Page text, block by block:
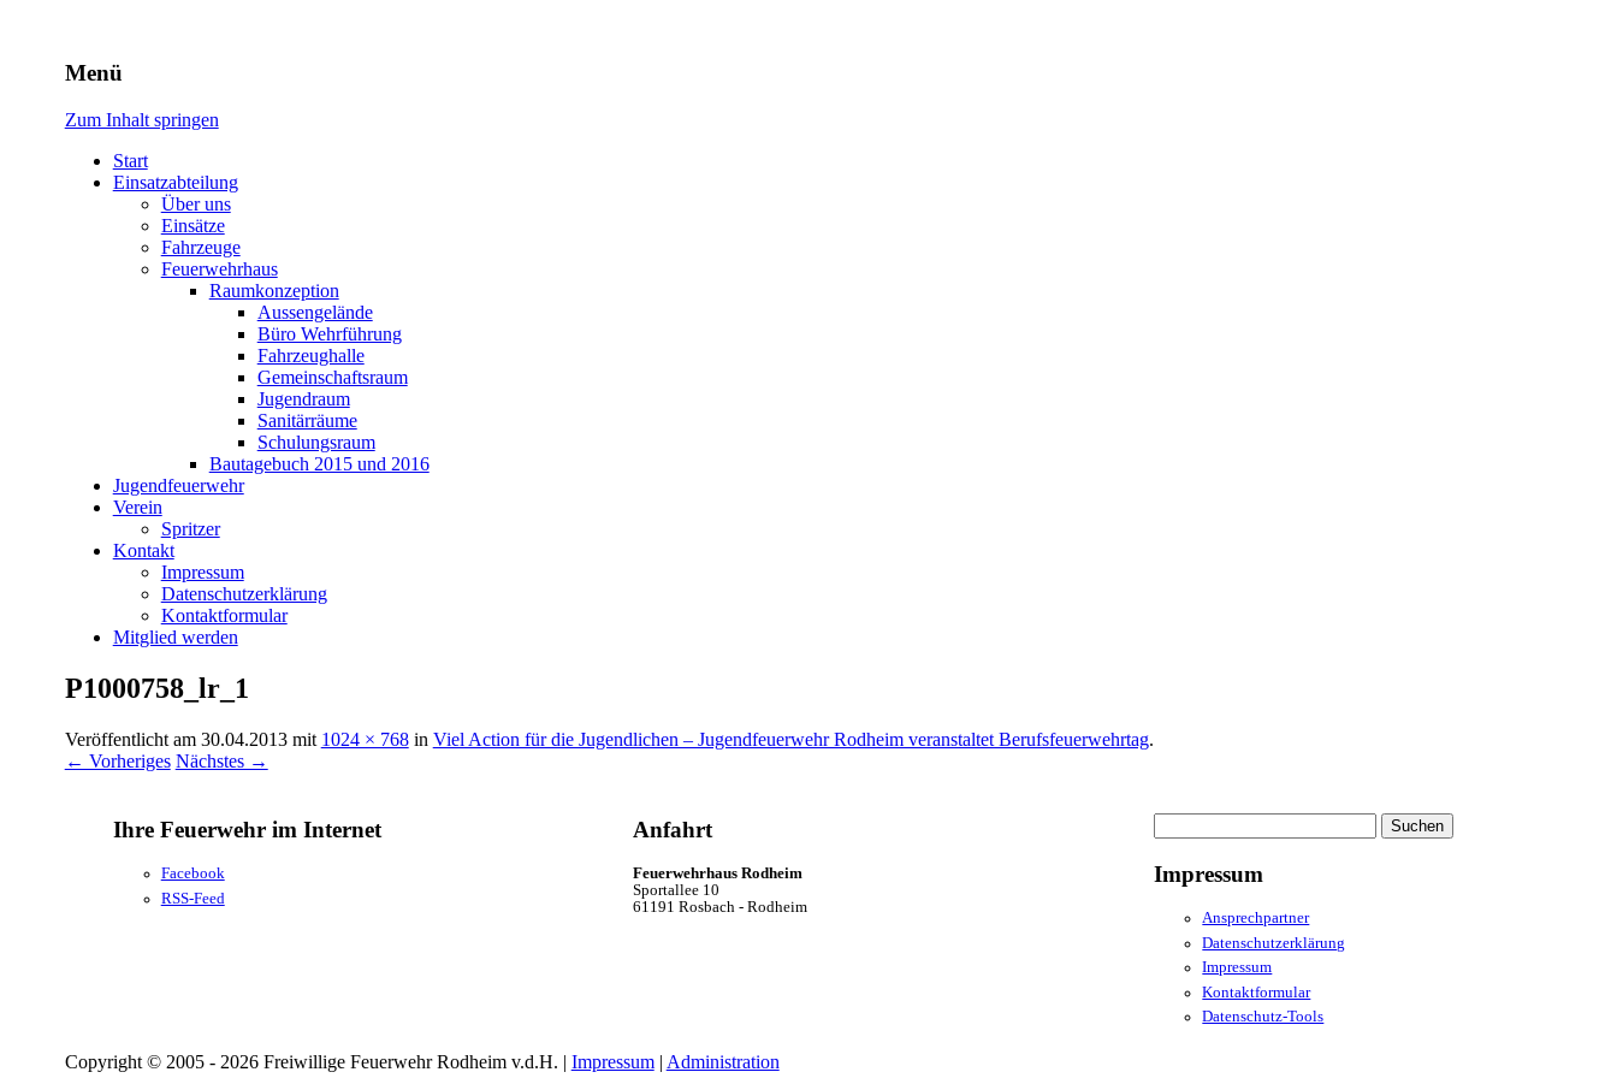
Freiwillige Feuerwehr Rodheim v.d.H.
Menü
Zum Inhalt springen
Start
Einsatzabteilung
Über uns
Einsätze
Fahrzeuge
Feuerwehrhaus
Raumkonzeption
Aussengelände
Büro Wehrführung
Fahrzeughalle
Gemeinschaftsraum
Jugendraum
Sanitärräume
Schulungsraum
Bautagebuch 2015 und 2016
Jugendfeuerwehr
Verein
Spritzer
Kontakt
Impressum
Datenschutzerklärung
Kontaktformular
Mitglied werden
P1000758_lr_1
Veröffentlicht am 30.04.2013mit 1024 × 768in Viel Action für die Jugendlichen – Jugendfeuerwehr Rodheim veranstaltet Berufsfeuerwehrtag.
← Vorheriges Nächstes →
Ihre Feuerwehr im Internet
Facebook
RSS-Feed
Anfahrt
Feuerwehrhaus Rodheim
Sportallee 10
61191 Rosbach - Rodheim
nach:
Impressum
Ansprechpartner
Datenschutzerklärung
Impressum
Kontaktformular
Datenschutz-Tools
Copyright © 2005 - 2026 Freiwillige Feuerwehr Rodheim v.d.H. | Impressum| Administration